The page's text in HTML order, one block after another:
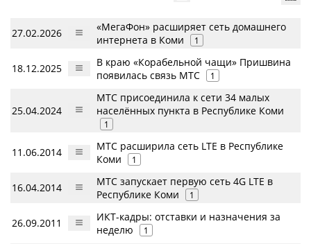
27.02.2026
«МегаФон» расширяет сеть домашнего
интернета в Коми
1
18.12.2025
В краю «Корабельной чащи» Пришвина
появилась связь МТС
1
25.04.2024
МТС присоединила к сети 34 малых
населённых пункта в Республике Коми
1
11.06.2014
МТС расширила сеть LTE в Республике
Коми
1
16.04.2014
МТС запускает первую сеть 4G LTE в
Республике Коми
1
26.09.2011
ИКТ-кадры: отставки и назначения за
неделю
1